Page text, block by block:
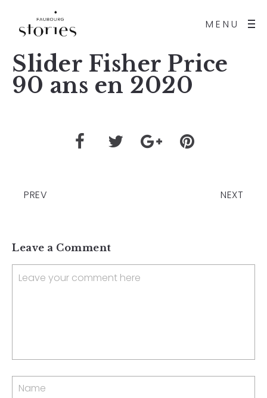
MENU
Slider Fisher Price
90 ans en 2020
PREV NEXT
Leave a Comment